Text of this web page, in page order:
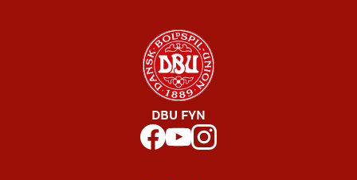
DBU FYN